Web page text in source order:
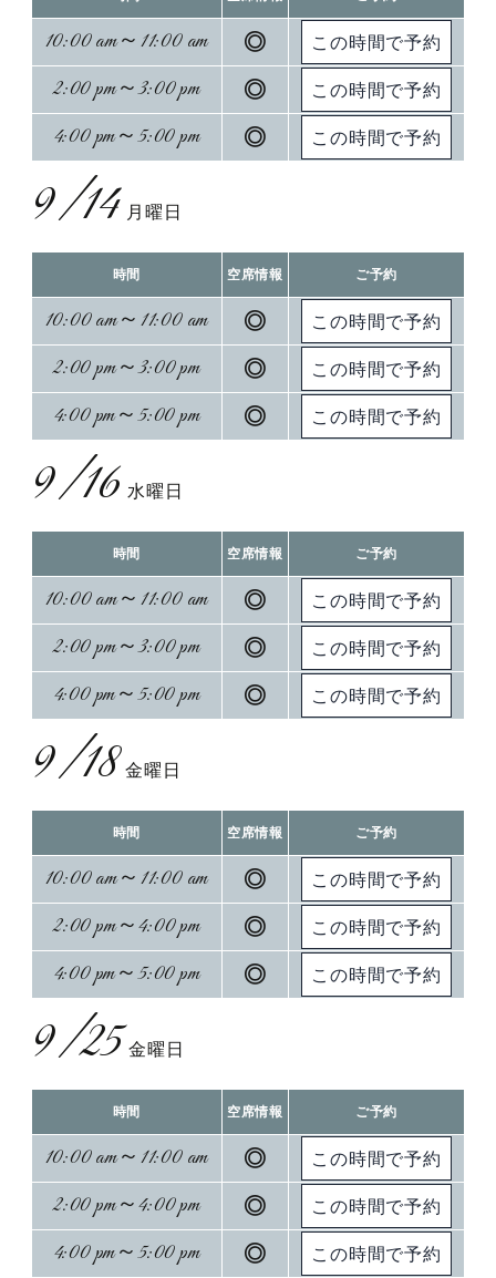
10:00 am～11:00 am ◎
2:00 pm～3:00 pm ◎
4:00 pm～5:00 pm ◎
9/14 月曜日
時間 空席情報 ご予約
10:00 am～11:00 am ◎
2:00 pm～3:00 pm ◎
4:00 pm～5:00 pm ◎
9/16 水曜日
時間 空席情報 ご予約
10:00 am～11:00 am ◎
2:00 pm～3:00 pm ◎
4:00 pm～5:00 pm ◎
9/18 金曜日
時間 空席情報 ご予約
10:00 am～11:00 am ◎
2:00 pm～4:00 pm ◎
4:00 pm～5:00 pm ◎
9/25 金曜日
時間 空席情報 ご予約
10:00 am～11:00 am ◎
2:00 pm～4:00 pm ◎
4:00 pm～5:00 pm ◎